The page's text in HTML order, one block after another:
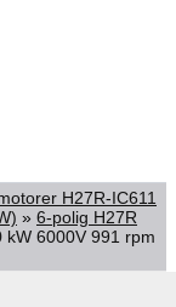
H27R-IC611
» 6-polig H27R
6000V 991 rpm